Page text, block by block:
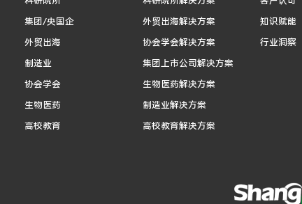
集团/央国企
外贸出海
制造业
协会学会
生物医药
高校教育
外贸出海解决方案
协会学会解决方案
集团上市公司解决方案
生物医药解决方案
制造业解决方案
高校教育解决方案
知识赋能
行业洞察